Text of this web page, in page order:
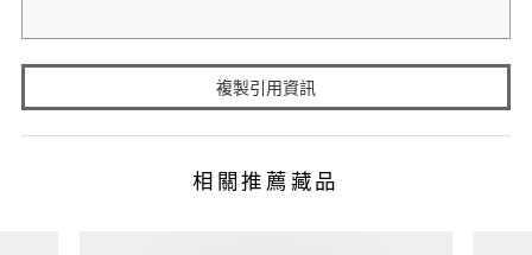
複製引用資訊
相關推薦藏品